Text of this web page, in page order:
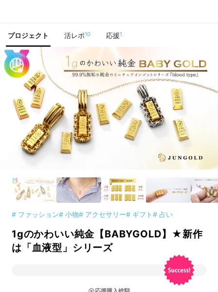
プロジェクト 活レポ10 応援1
# ファッション# 小物# アクセサリー# ギフト# 占い
1gのかわいい純金【BABYGOLD】★新作
は「血液型」シリーズ